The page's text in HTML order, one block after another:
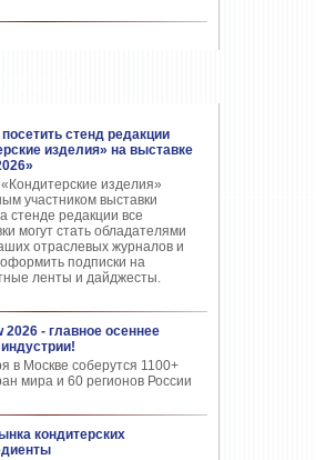
стенд редакции
изделия» на выставке
изделия»
участником выставки
стенде редакции все
могут стать обладателями
отраслевых журналов и
оформить подписки на
ленты и дайджесты.
2026 - главное осеннее
в Москве соберутся 1100+
мира и 60 регионов России
кондитерских